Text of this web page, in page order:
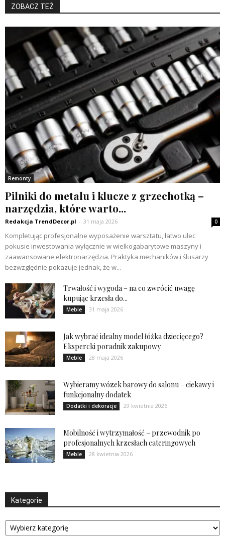
ZOBACZ TEŻ
Remonty
Pilniki do metalu i klucze z grzechotką –
narzędzia, które warto...
Redakcja TrendDecor.pl - 31 maja 2026 0
Kompletując profesjonalne wyposażenie warsztatu, łatwo ulec
pokusie inwestowania wyłącznie w wielkogabarytowe maszyny i
zaawansowane elektronarzędzia. Praktyka mechaników i ślusarzy
bezwzględnie pokazuje jednak, że w...
Trwałość i wygoda – na co zwrócić uwagę
kupując krzesła do...
Meble 31 maja 2026
Jak wybrać idealny model łóżka dziecięcego?
Ekspercki poradnik zakupowy
Meble 28 maja 2026
Wybieramy wózek barowy do salonu – ciekawy i
funkcjonalny dodatek
Dodatki i dekoracje 29 kwietnia 2026
Mobilność i wytrzymałość – przewodnik po
profesjonalnych krzesłach cateringowych
Meble 28 kwietnia 2026
Kategorie
Kategorie